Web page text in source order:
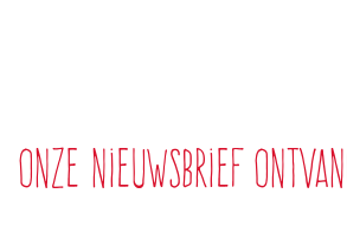
Onze nieuwsbrief